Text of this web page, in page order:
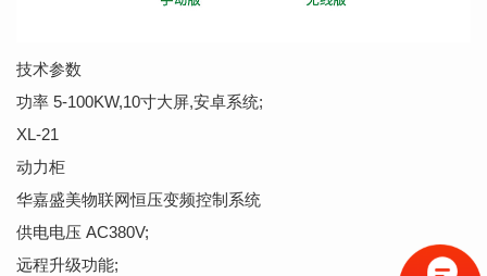
技术参数
功率 5-100KW,10寸大屏,安卓系统;
XL-21
动力柜
华嘉盛美物联网恒压变频控制系统
供电电压 AC380V;
远程升级功能;